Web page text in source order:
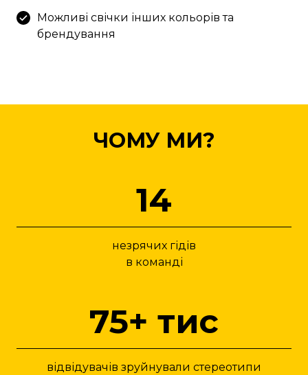
Можливі свічки інших кольорів та
брендування
ЧОМУ МИ?
14
незрячих гідів
в команді
75+ тис
відвідувачів зруйнували стереотипи